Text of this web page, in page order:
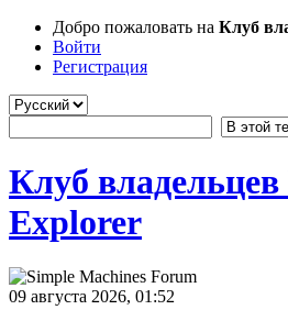
Добро пожаловать на Клуб
Войти
Регистрация
Клуб
Explorer
09 августа 2026, 01:52